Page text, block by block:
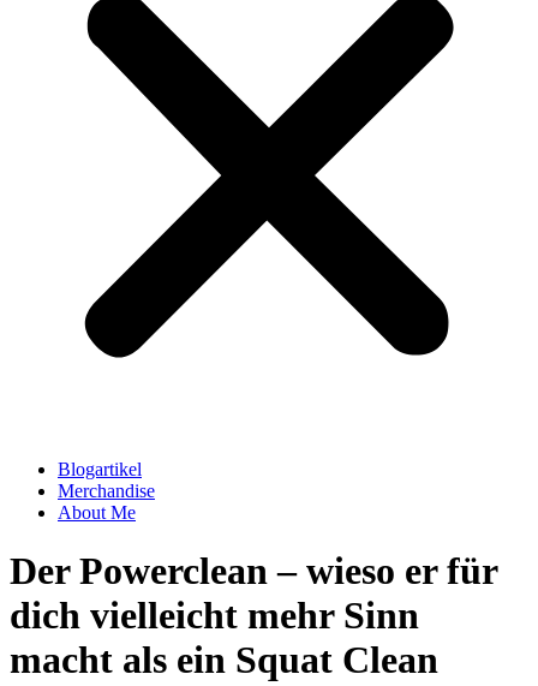
Blogartikel
Merchandise
About Me
Der Powerclean – wieso er für
dich vielleicht mehr Sinn
macht als ein Squat Clean